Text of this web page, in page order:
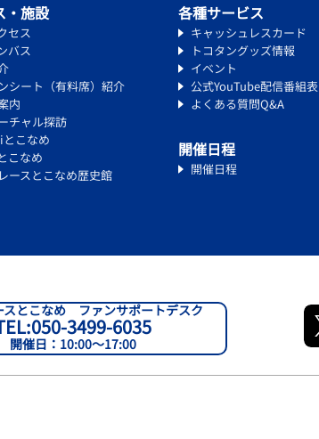
・施設
セス
バス
シート（有料席）紹介
内
チャル探訪
こなめ
こなめ
ースとこなめ歴史館
各種サービス
キャッシュレスカード
トコタングッズ情報
イベント
公式YouTube配信番組表
よくある質問Q&A
開催日程
開催日程
スとこなめ ファンサポートデスク
3499-6035
開催日：10:00～17:00